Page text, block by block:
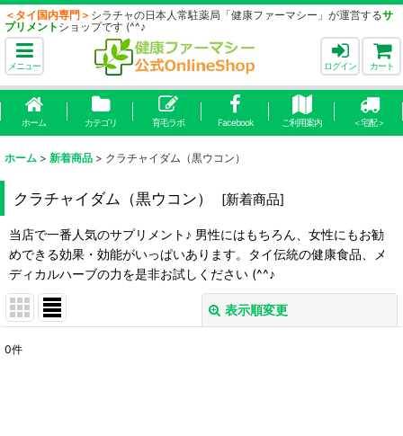
＜タイ国内専門＞ シラチャの日本人常駐薬局「健康ファーマシー」が運営するサ
プリメント ショップです (^^♪
メニュー ログイン カート
ホーム カテゴリ 育毛ラボ Facebook ご利用案内 ＜宅配＞
ホーム > 新着商品 > クラチャイダム（黒ウコン）
クラチャイダム（黒ウコン） [新着商品]
当店で一番人気のサプリメント♪ 男性にはもちろん、女性にもお勧
めできる効果・効能がいっぱいあります。タイ伝統の健康食品、メ
ディカルハーブの力を是非お試しください (^^♪
表示順変更
0件